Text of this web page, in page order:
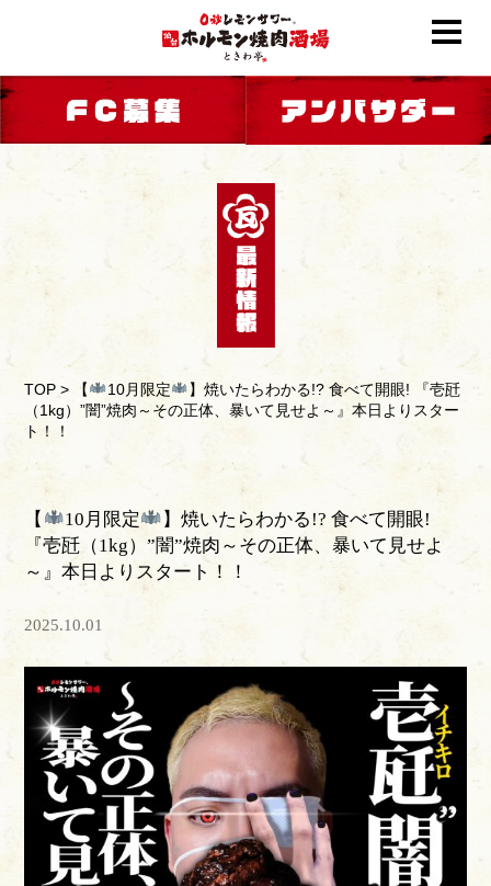
TOP > 【 10月限定
】焼いたらわかる!? 食べて開眼! 『壱瓩
（1kg）”闇”焼肉～その正体、暴いて見せよ～』本日よりスター
ト！！
【 10月限定
】焼いたらわかる!? 食べて開眼!
『壱瓩（1kg）”闇”焼肉～その正体、暴いて見せよ
～』本日よりスタート！！
2025.10.01